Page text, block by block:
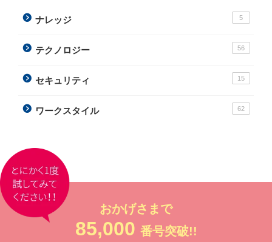
ナレッジ 5
テクノロジー 56
セキュリティ 15
ワークスタイル 62
おかげさまで
85,000 番号突破!!